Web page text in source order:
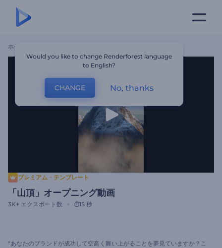
ホーム
プレミアム・テンプレート
「山頂」オープニング動画
3K+ エクスポート数 15 秒
"あなたのブランドが成功して空高く舞い上がることを夢見ていますか？こ
Would you like to change Renderforest language
to English?
CHANGE No, thanks